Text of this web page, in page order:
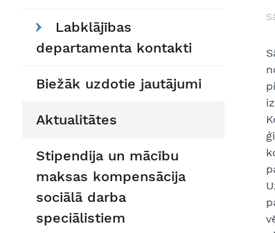
Labklājības
departamenta kontakti
Biežāk uzdotie jautājumi
Aktualitātes
Stipendija un mācību
maksas kompensācija
sociālā darba
speciālistiem